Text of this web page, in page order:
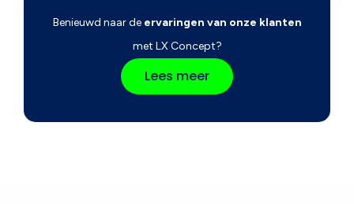
Benieuwd naar de ervaringen van onze klanten
met LX Concept?
Lees meer